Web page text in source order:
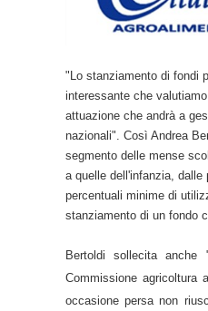
"Lo stanziamento di fondi
interessante che
attuazione che andrà a
nazionali". Così Andrea
segmento delle mense
a quelle dell'infanzia,
percentuali minime di
stanziamento di un fondo
Bertoldi sollecita anche
Commissione agricoltura
occasione persa non